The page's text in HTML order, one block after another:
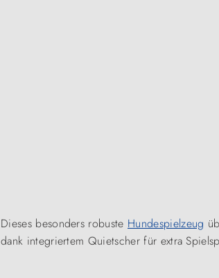
Dieses besonders robuste Hundespielzeug
dank integriertem Quietscher für extra